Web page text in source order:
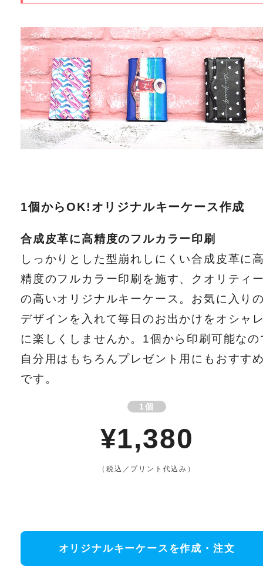
1個からOK!オリジナルキーケース作成
合成皮革に高精度のフルカラー印刷
しっかりとした型崩れしにくい合成皮革に
精度のフルカラー印刷を施す、クオリティ
の高いオリジナルキーケース。お気に入り
デザインを入れて毎日のお出かけをオシャ
に楽しくしませんか。1個から印刷可能なの
自分用はもちろんプレゼント用にもおすす
です。
1個
¥1,380
（税込／プリント代込み）
オリジナルキーケースを作成・注文